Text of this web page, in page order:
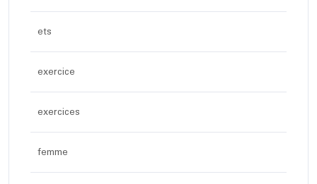
ets
exercice
exercices
femme